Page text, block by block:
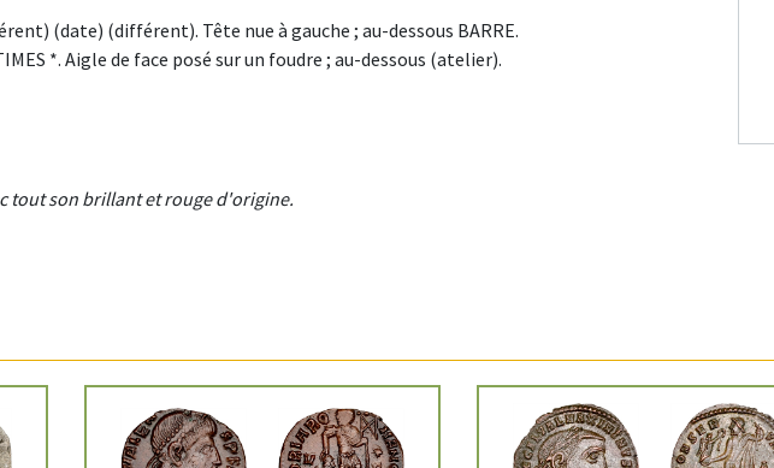
(date) (différent). Tête nue à gauche ; au-dessous BARRE.
*. Aigle de face posé sur un foudre ; au-dessous (atelier).
tout son brillant et rouge d'origine.